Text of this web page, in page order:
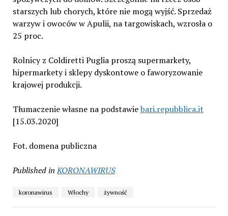
starszych lub chorych, które nie mogą wyjść. Sprzedaż
warzyw i owoców w Apulii, na targowiskach, wzrosła o
25 proc.
Rolnicy z Coldiretti Puglia proszą supermarkety,
hipermarkety i sklepy dyskontowe o faworyzowanie
krajowej produkcji.
Tłumaczenie własne na podstawiebari.repubblica.it
[15.03.2020]
Fot. domena publiczna
Published in KORONAWIRUS
koronawirus Włochy żywność